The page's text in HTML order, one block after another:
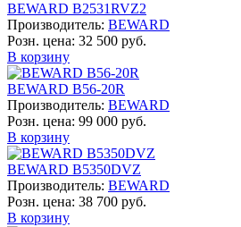
BEWARD B2531RVZ2
Производитель: BEWARD
Розн. цена: 32 500 руб.
В корзину
BEWARD B56-20R
Производитель: BEWARD
Розн. цена: 99 000 руб.
В корзину
BEWARD B5350DVZ
Производитель: BEWARD
Розн. цена: 38 700 руб.
В корзину